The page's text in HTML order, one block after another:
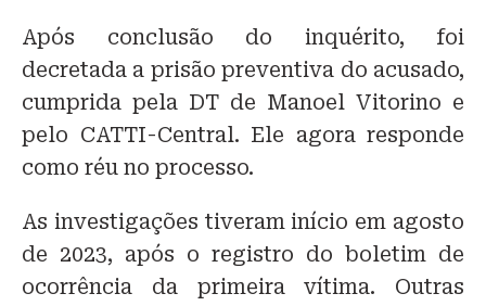
Após conclusão do inquérito, foi
decretada a prisão preventiva do acusado,
cumprida pela DT de Manoel Vitorino e
pelo CATTI-Central. Ele agora responde
como réu no processo.
As investigações tiveram início em agosto
de 2023, após o registro do boletim de
ocorrência da primeira vítima. Outras